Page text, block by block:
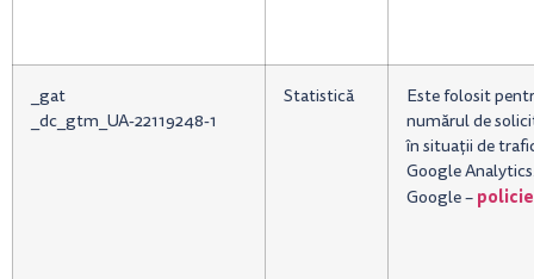
_gat
_dc_gtm_UA-22119248-1
Statistică
Este folosit
numărul de
în situații de
Google
Google –